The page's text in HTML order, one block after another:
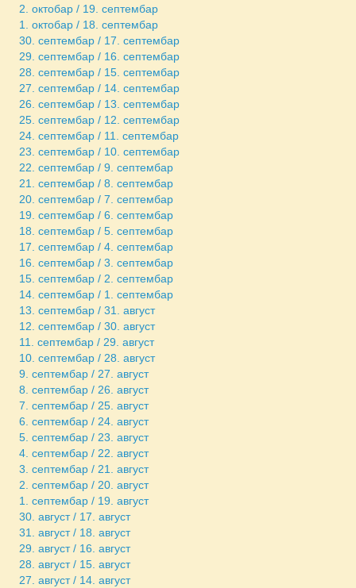
2. октобар / 19. септембар
1. октобар / 18. септембар
30. септембар / 17. септембар
29. септембар / 16. септембар
28. септембар / 15. септембар
27. септембар / 14. септембар
26. септембар / 13. септембар
25. септембар / 12. септембар
24. септембар / 11. септембар
23. септембар / 10. септембар
22. септембар / 9. септембар
21. септембар / 8. септембар
20. септембар / 7. септембар
19. септембар / 6. септембар
18. септембар / 5. септембар
17. септембар / 4. септембар
16. септембар / 3. септембар
15. септембар / 2. септембар
14. септембар / 1. септембар
13. септембар / 31. август
12. септембар / 30. август
11. септембар / 29. август
10. септембар / 28. август
9. септембар / 27. август
8. септембар / 26. август
7. септембар / 25. август
6. септембар / 24. август
5. септембар / 23. август
4. септембар / 22. август
3. септембар / 21. август
2. септембар / 20. август
1. септембар / 19. август
30. август / 17. август
31. август / 18. август
29. август / 16. август
28. август / 15. август
27. август / 14. август